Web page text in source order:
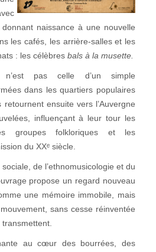
donnant naissance à une nouvelle
les cafés, les arrière-salles et les
: les célèbres bals à la musette.
pas celle d’un simple
dans les quartiers populaires
ensuite vers l’Auvergne
influençant à leur tour les
groupes folkloriques et les
du XXᵉ siècle.
de l’ethnomusicologie et du
propose un regard nouveau
une mémoire immobile, mais
sans cesse réinventée
au cœur des bourrées, des